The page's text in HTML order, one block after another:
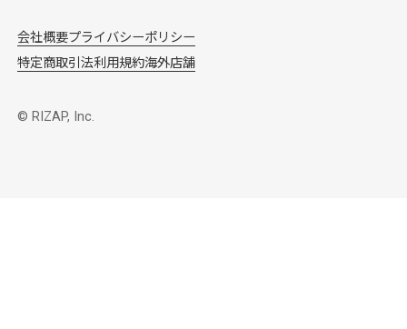
会社概要プライバシーポリシー
特定商取引法利用規約海外店舗
© RIZAP, Inc.